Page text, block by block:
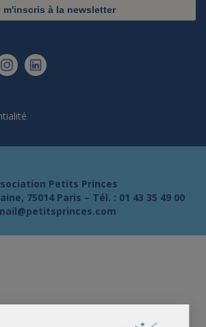
m'inscris à la newsletter
Petits Princes
75014 Paris – Tél. : 01 43 35 49 00